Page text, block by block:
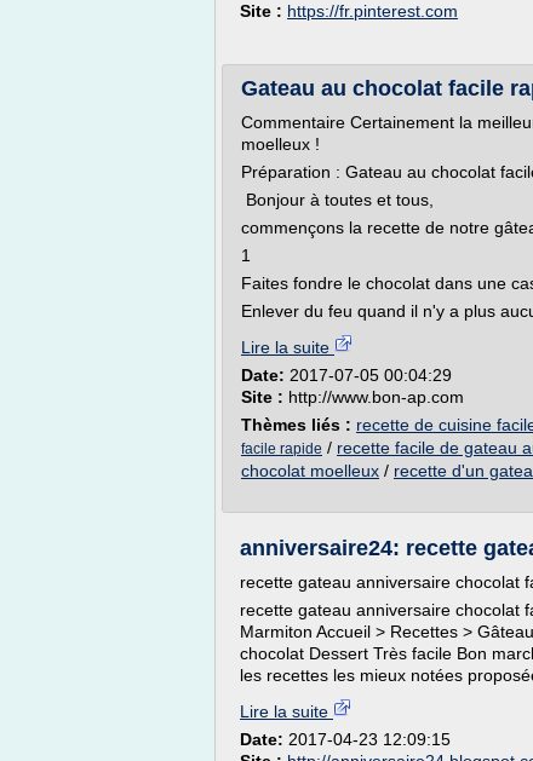
Site : https://fr.pinterest.com
Gateau au chocolat facile
Commentaire Certainement la
moelleux !
Préparation : Gateau au chocolat
Bonjour à toutes et tous,
commençons la recette de notre
1
Faites fondre le chocolat dans une
Enlever du feu quand il n'y a plus
Lire la suite
Date: 2017-07-05 00:04:29
Site : http://www.bon-ap.com
Thèmes liés : recette de cuisine
facile rapide / recette facile de gateau
chocolat moelleux / recette d'un
anniversaire24: recette
recette gateau anniversaire chocolat
recette gateau anniversaire chocolat
Marmiton Accueil > Recettes >
chocolat Dessert Très facile Bon
les recettes les mieux notées
Lire la suite
Date: 2017-04-23 12:09:15